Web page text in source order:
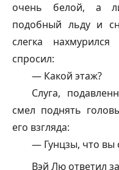
очень белой, а
подобный льду и
слегка
спросил:
— Какой этаж?
Слуга,
смел поднять
его взгляда:
— Гунцзы, что вы
Вэй Лю ответил